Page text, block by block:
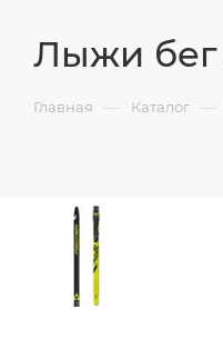
Лыжи бег
Главная — Каталог —